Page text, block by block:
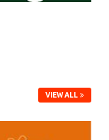
VIEW ALL